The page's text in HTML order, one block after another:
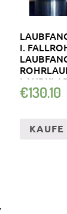
I.
€130.10